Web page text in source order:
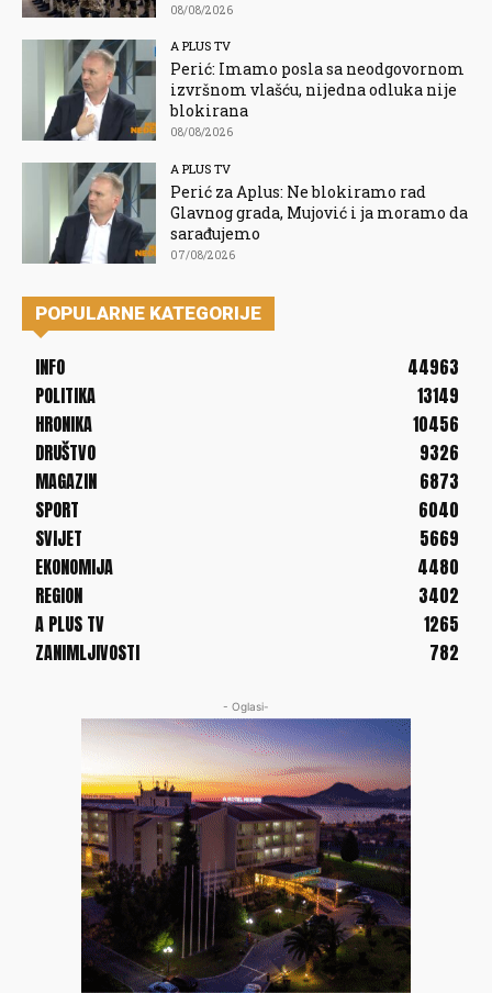
08/08/2026
A PLUS TV
Perić: Imamo posla sa neodgovornom
izvršnom vlašću, nijedna odluka nije
blokirana
08/08/2026
A PLUS TV
Perić za Aplus: Ne blokiramo rad
Glavnog grada, Mujović i ja moramo da
sarađujemo
07/08/2026
POPULARNE KATEGORIJE
INFO
44963
POLITIKA
13149
HRONIKA
10456
DRUŠTVO
9326
MAGAZIN
6873
SPORT
6040
SVIJET
5669
EKONOMIJA
4480
REGION
3402
A PLUS TV
1265
ZANIMLJIVOSTI
782
- Oglasi-